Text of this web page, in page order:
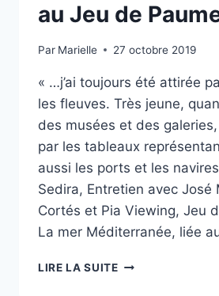
au Jeu de
Par Marielle 27 octobre 2019
« …j’ai toujours été attirée
les fleuves. Très jeune,
des musées et des galeries,
par les tableaux
aussi les ports et les
Sedira, Entretien avec José
Cortés et Pia Viewing, Jeu
La mer Méditerranée, liée
LIRE LA SUITE« LES